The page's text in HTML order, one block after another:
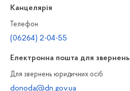
Канцелярiя
Телефон
(06264) 2-04-55
Електронна пошта для звернень
Для звернень юридичних осiб
donoda@dn.gov.ua